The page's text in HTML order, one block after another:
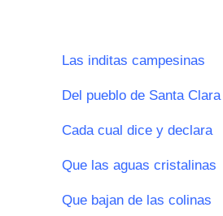
Las inditas campesinas
Del pueblo de Santa Clara
Cada cual dice y declara
Que las aguas cristalinas
Que bajan de las colinas